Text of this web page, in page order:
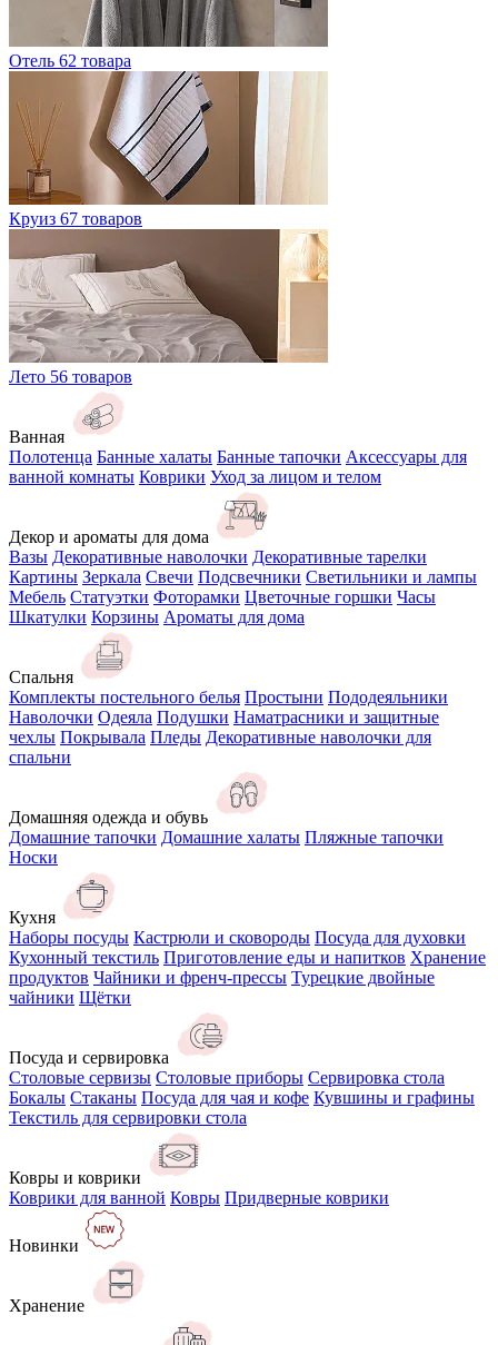
Отель 62 товара
Круиз 67 товаров
Лето 56 товаров
Ванная
Полотенца Банные халаты Банные тапочки Аксессуары для
ванной комнаты Коврики Уход за лицом и телом
Декор и ароматы для дома
Вазы Декоративные наволочки Декоративные тарелки
Картины Зеркала Свечи Подсвечники Светильники и лампы
Мебель Статуэтки Фоторамки Цветочные горшки Часы
Шкатулки Корзины Ароматы для дома
Спальня
Комплекты постельного белья Простыни Пододеяльники
Наволочки Одеяла Подушки Наматрасники и защитные
чехлы Покрывала Пледы Декоративные наволочки для
спальни
Домашняя одежда и обувь
Домашние тапочки Домашние халаты Пляжные тапочки
Носки
Кухня
Наборы посуды Кастрюли и сковороды Посуда для духовки
Кухонный текстиль Приготовление еды и напитков Хранение
продуктов Чайники и френч-прессы Турецкие двойные
чайники Щётки
Посуда и сервировка
Столовые сервизы Столовые приборы Сервировка стола
Бокалы Стаканы Посуда для чая и кофе Кувшины и графины
Текстиль для сервировки стола
Ковры и коврики
Коврики для ванной Ковры Придверные коврики
Новинки
Хранение